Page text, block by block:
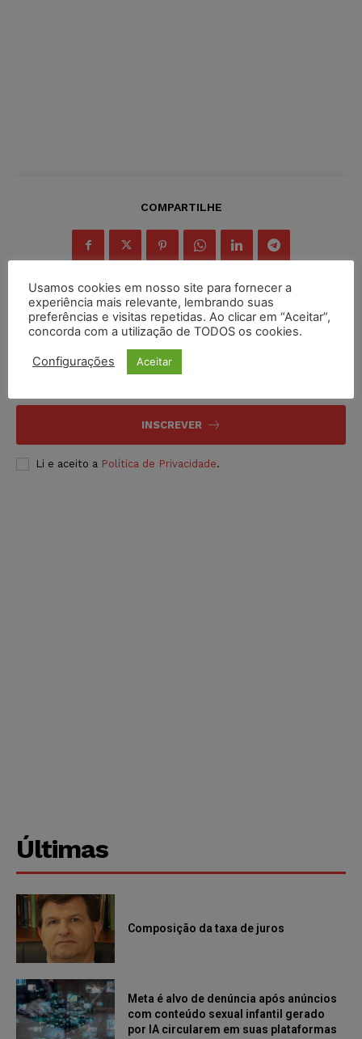
COMPARTILHE
Inscreva-se
INSCREVER
Li e aceito a Política de Privacidade.
Últimas
Composição da taxa de juros
Meta é alvo de denúncia após anúncios
com conteúdo sexual infantil gerado
por IA circularem em suas plataformas
Usamos cookies em nosso site para fornecer a
experiência mais relevante, lembrando suas
preferências e visitas repetidas. Ao clicar em “Aceitar”,
concorda com a utilização de TODOS os cookies.
Configurações Aceitar